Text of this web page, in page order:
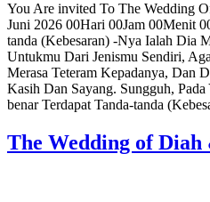
You Are invited To The Wedding
Juni 2026 00Hari 00Jam 00Menit
tanda (Kebesaran) -Nya Ialah Dia
Untukmu Dari Jenismu Sendiri,
Merasa Teteram Kepadanya, Dan
Kasih Dan Sayang. Sungguh,
benar Terdapat Tanda-tanda
The Wedding of